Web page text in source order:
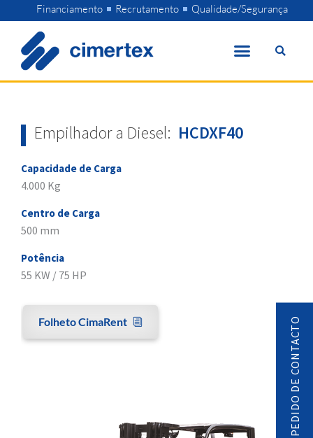
to
content
Financiamento Recrutamento Qualidade/Segurança
Empilhador a Diesel: HCDXF40
Capacidade de Carga
4.000 Kg
Centro de Carga
500 mm
Potência
55 KW / 75 HP
Folheto CimaRent PEDIDO DE CONTACTO